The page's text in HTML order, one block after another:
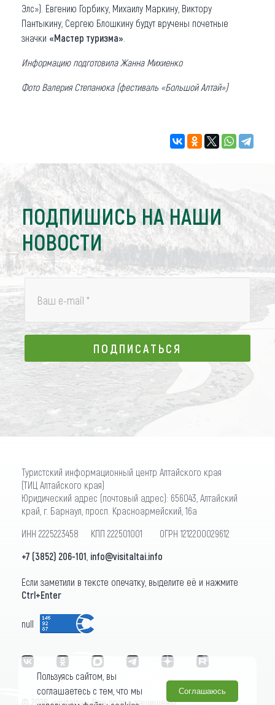
Элс»). Евгению Горбику, Михаилу Маркину, Виктору
Пантыкину, Сергею Блошкину будут вручены почетные
значки «Мастер туризма»
Информацию подготовила Жанна Михиенко
Фото Валерия Степанюка (фестиваль «Большой Алтай»)
ПОДПИШИСЬ НА НАШИ
НОВОСТИ
Ваш e-mail *
ПОДПИСАТЬСЯ
ПОДПИСАТЬСЯ
Туристский информационный центр Алтайского края
(ТИЦ Алтайского края)
Юридический адрес (почтовый адрес): 656043, Алтайский
край, г. Барнаул, просп. Красноармейский, 16а
ИНН 2225223458 КПП 222501001 ОГРН 1212200029612
+7 (3852) 206-101 info@visitaltai.info
Если заметили в тексте опечатку, выделите её и нажмите
Ctrl+Enter
null
© 2026 «visitaltai» Все права защищены.
Пользуясь сайтом, вы
соглашаетесь с тем, что мы
Соглашаюсь